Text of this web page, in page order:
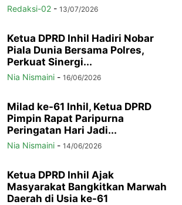
Redaksi-02 - 13/07/2026
Ketua DPRD Inhil Hadiri Nobar
Piala Dunia Bersama Polres,
Perkuat Sinergi...
Nia Nismaini - 16/06/2026
Milad ke-61 Inhil, Ketua DPRD
Pimpin Rapat Paripurna
Peringatan Hari Jadi...
Nia Nismaini - 14/06/2026
Ketua DPRD Inhil Ajak
Masyarakat Bangkitkan Marwah
Daerah di Usia ke-61